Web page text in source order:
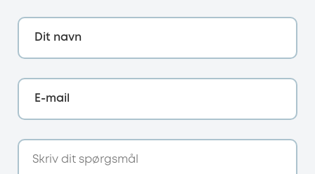
Dit navn
E-mail